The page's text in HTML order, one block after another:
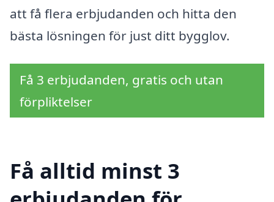
att få flera erbjudanden och hitta den
bästa lösningen för just ditt bygglov.
Få 3 erbjudanden, gratis och utan
förpliktelser
Få alltid minst 3